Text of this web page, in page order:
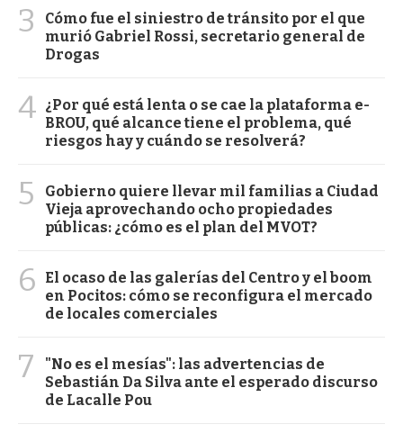
3
Cómo fue el siniestro de tránsito por el que
murió Gabriel Rossi, secretario general de
Drogas
4 ¿Por qué está lenta o se cae la plataforma e-
BROU, qué alcance tiene el problema, qué
riesgos hay y cuándo se resolverá?
5
Gobierno quiere llevar mil familias a Ciudad
Vieja aprovechando ocho propiedades
públicas: ¿cómo es el plan del MVOT?
6
El ocaso de las galerías del Centro y el boom
en Pocitos: cómo se reconfigura el mercado
de locales comerciales
7
"No es el mesías": las advertencias de
Sebastián Da Silva ante el esperado discurso
de Lacalle Pou